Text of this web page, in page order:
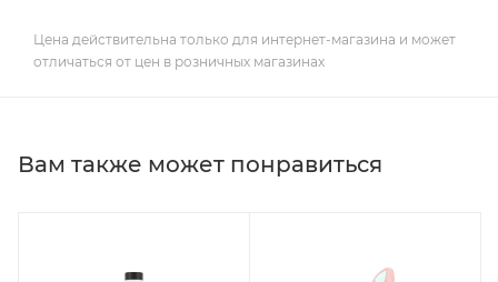
Цена действительна только для интернет-магазина и может
отличаться от цен в розничных магазинах
Вам также может понравиться